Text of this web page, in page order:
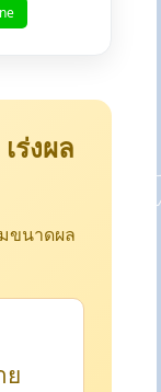
ร่งผล
ขนาดผล
ย